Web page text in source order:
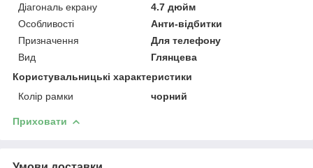
Діагональ екрану
4.7 дюйм
Особливості
Анти-відбитки
Призначення
Для телефону
Вид
Глянцева
Користувальницькі характеристики
Колір рамки
чорний
Приховати